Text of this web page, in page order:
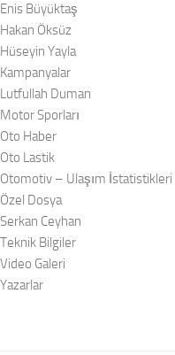
Enis Büyüktaş
Hakan Öksüz
Hüseyin Yayla
Kampanyalar
Lutfullah Duman
Motor Sporları
Oto Haber
Oto Lastik
Otomotiv – Ulaşım İstatistikleri
Özel Dosya
Serkan Ceyhan
Teknik Bilgiler
Video Galeri
Yazarlar